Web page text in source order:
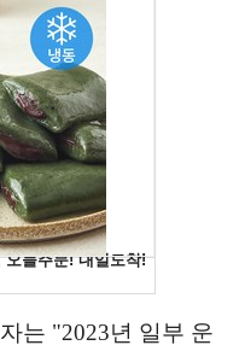
는 "2023년 일부 운